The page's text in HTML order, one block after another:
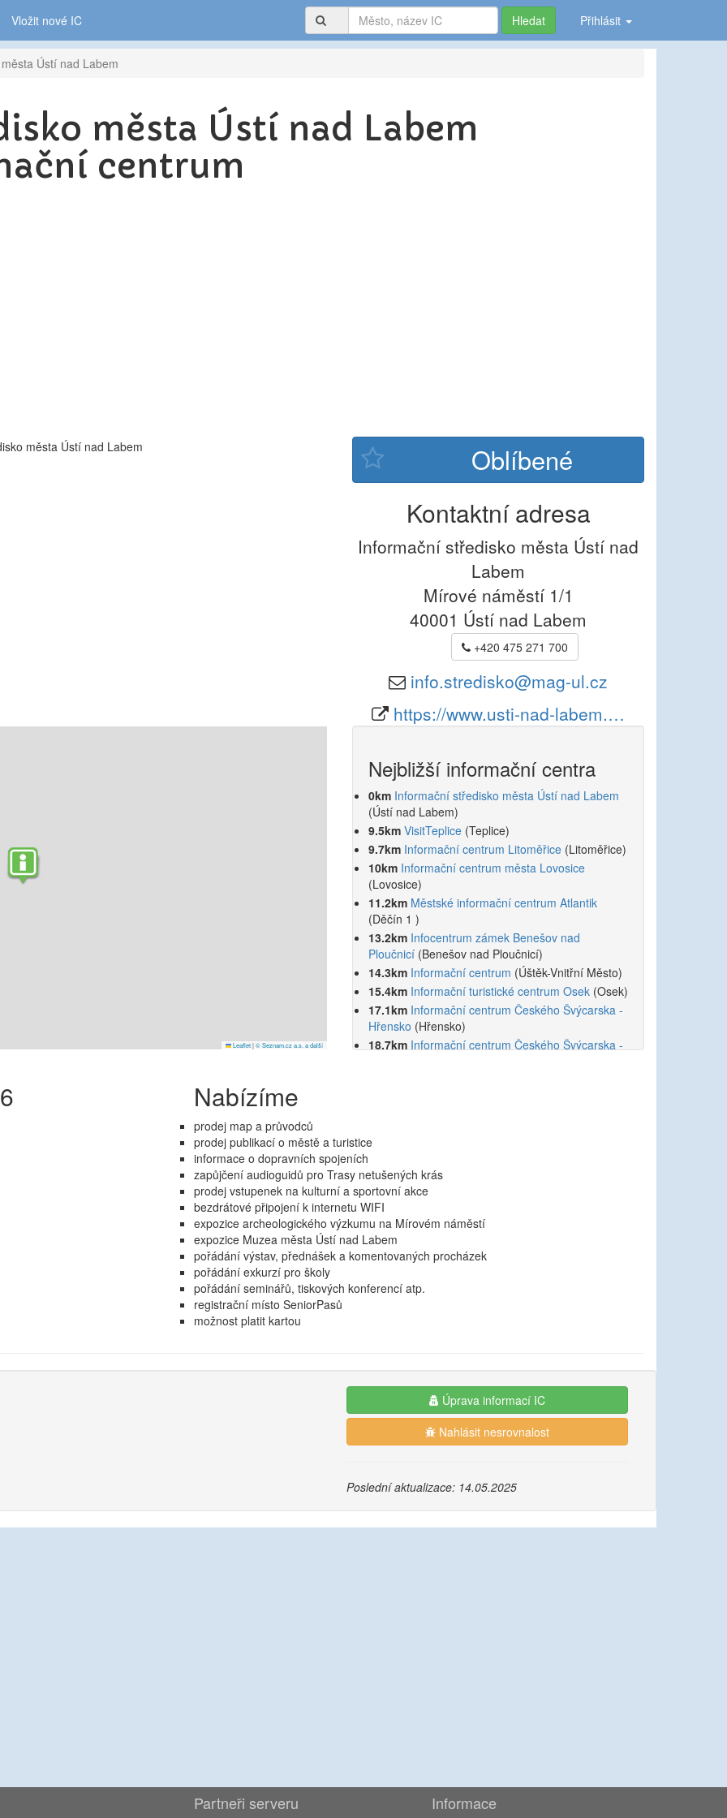
Vložit nové IC Hledat Přihlásit
Ústí nad Labem
města Ústí nad Labem
centrum
Kontaktní adresa
Informační středisko města Ústí nad
Labem
Mírové náměstí 1/1
40001 Ústí nad Labem
+420 475 271 700
info.stredisko@mag-ul.cz
https://www.usti-nad-labem.…
Leaflet|© Seznam.cz a.s. a další
Nejbližší informační centra
0km Informační středisko města Ústí nad Labem
(Ústí nad Labem)
9.5km VisitTeplice (Teplice)
9.7km Informační centrum Litoměřice (Litoměřice)
10km Informační centrum města Lovosice
(Lovosice)
11.2km Městské informační centrum Atlantik
(Děčín 1 )
13.2km Infocentrum zámek Benešov nad
Ploučnicí (Benešov nad Ploučnicí)
14.3km Informační centrum (Úštěk-Vnitřní Město)
15.4km Informační turistické centrum Osek (Osek)
17.1km Informační centrum Českého Švýcarska -
Hřensko (Hřensko)
18.7km Informační centrum Českého Švýcarska -
Nabízíme
prodej map a průvodců
prodej publikací o městě a turistice
informace o dopravních spojeních
zapůjčení audioguidů pro Trasy netušených krás
prodej vstupenek na kulturní a sportovní akce
bezdrátové připojení k internetu WIFI
expozice archeologického výzkumu na Mírovém náměstí
expozice Muzea města Ústí nad Labem
pořádání výstav, přednášek a komentovaných procházek
pořádání exkurzí pro školy
pořádání seminářů, tiskových konferencí atp.
registrační místo SeniorPasů
možnost platit kartou
Úprava informací IC
Nahlásit nesrovnalost
Poslední aktualizace: 14.05.2025
Partneři serveru Informace